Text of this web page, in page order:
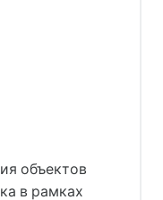
объектов
в рамках